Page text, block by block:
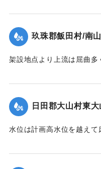
【出典：昭和28年西日本
橋脚転倒押流された。尚
【出典：昭和28年西日本
1957）】
玖珠郡飯田村/南
架設地点より上流は屈曲多
る右岸橋台及び左岸側橋
失した。尚左岸側橋脚は
【出典：昭和28年西日本
1957）】
日田郡大山村東
水位は計画高水位を越え
倒した。